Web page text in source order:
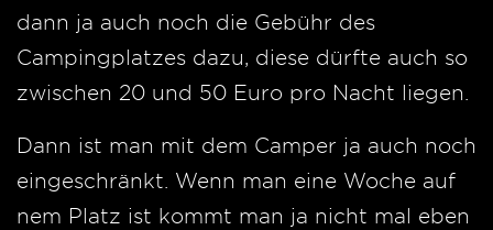
dann ja auch noch die Gebühr des
Campingplatzes dazu, diese dürfte auch so
zwischen 20 und 50 Euro pro Nacht liegen.
Dann ist man mit dem Camper ja auch noch
eingeschränkt. Wenn man eine Woche auf
nem Platz ist kommt man ja nicht mal eben